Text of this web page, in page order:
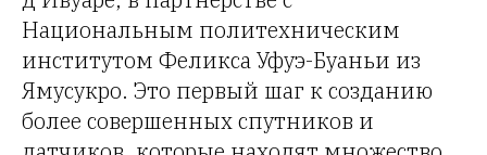
Национальным политехническим
институтом Феликса Уфуэ-Буаньи из
Ямусукро. Это первый шаг к созданию
более совершенных спутников и